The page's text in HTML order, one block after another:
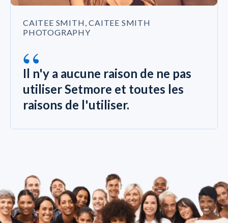
CAITEE SMITH, CAITEE SMITH
PHOTOGRAPHY
“
Il n'y a aucune raison de ne pas
utiliser Setmore et toutes les
raisons de l'utiliser.